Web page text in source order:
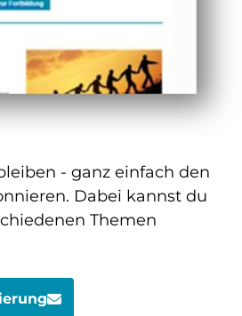
- ganz einfach den
Dabei kannst du
Themen